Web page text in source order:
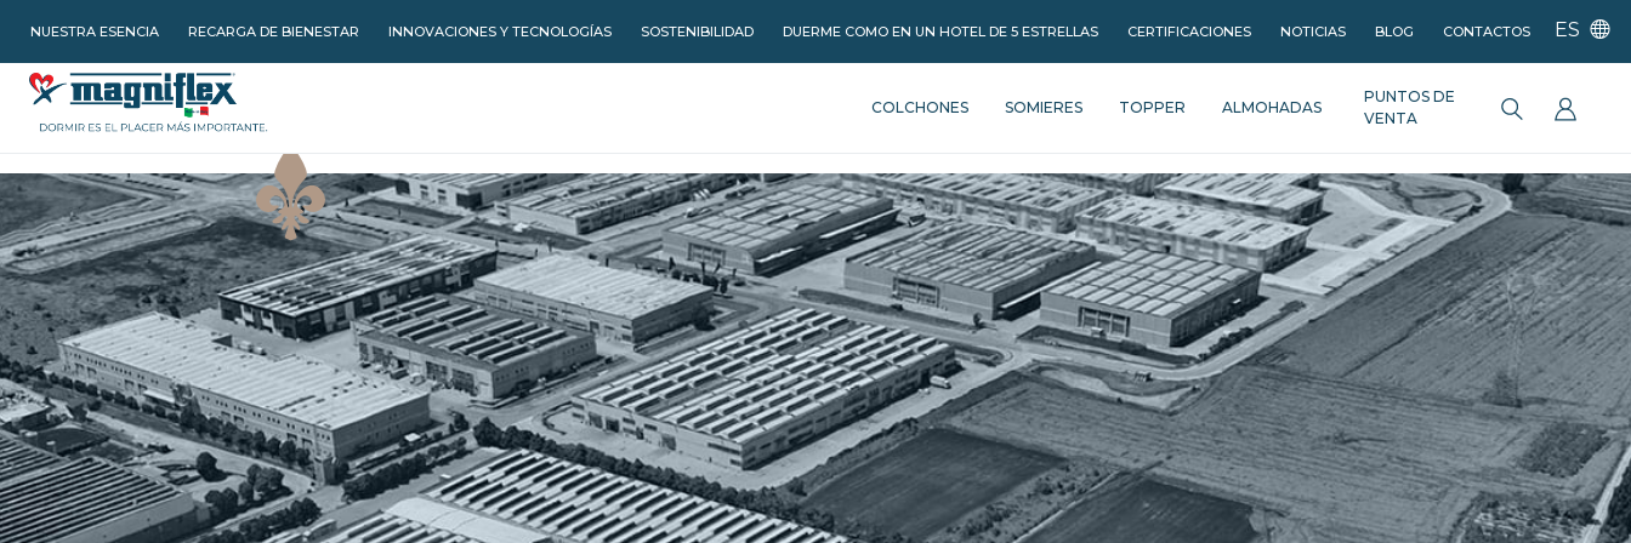
NUESTRA ESENCIA RECARGA DE BIENESTAR INNOVACIONES Y TECNOLOGÍAS SOSTENIBILIDAD DUERME COMO EN UN HOTEL DE 5 ESTRELLAS CERTIFICACIONES NOTICIAS BLOG CONTACTOS ES
PUNTOS DE
VENTA
COLCHONES SOMIERES TOPPER ALMOHADAS